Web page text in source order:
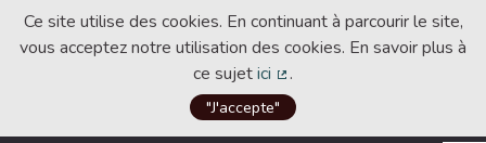
Ce site utilise des cookies. En continuant à parcourir le site,
vous acceptez notre utilisation des cookies. En savoir plus à
ce sujetici
(Lien externe)
.
"J'accepte"